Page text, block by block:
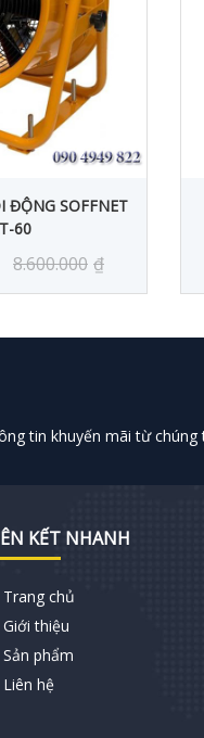
ĐỘNG SOFFNET
60
8.600.000 ₫
tin khuyến mãi từ chúng
KẾT NHANH
Trang chủ
Giới thiệu
Sản phẩm
Liên hệ